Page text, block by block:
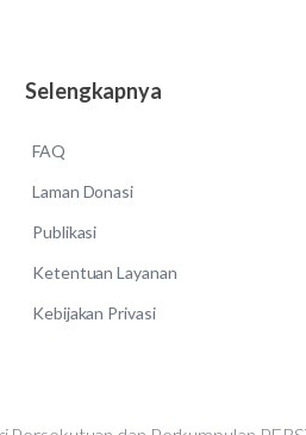
Selengkapnya
FAQ
Laman Donasi
Publikasi
Ketentuan Layanan
Kebijakan Privasi